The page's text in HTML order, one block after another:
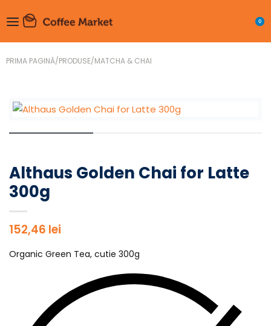
0
PRIMA PAGINĂ/PRODUSE/MATCHA & CHAI
Althaus Golden Chai for Latte
300g
152,46 lei
Organic Green Tea, cutie 300g